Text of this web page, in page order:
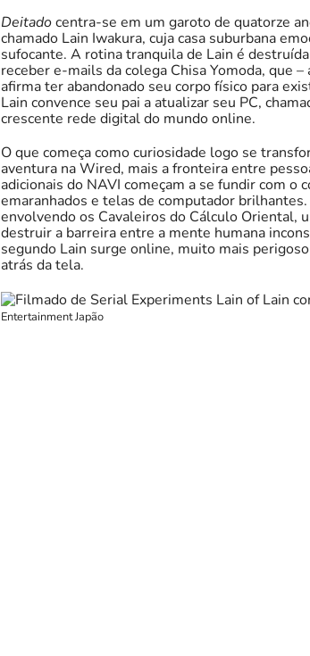
Deitadocentra-se em um garoto de quatorze
chamado Lain Iwakura, cuja casa suburbana
sufocante. A rotina tranquila de Lain é
receber e-mails da colega Chisa Yomoda, que
afirma ter abandonado seu corpo físico para
Lain convence seu pai a atualizar seu PC,
crescente rede digital do mundo online.
O que começa como curiosidade logo se
aventura na Wired, mais a fronteira entre
adicionais do NAVI começam a se fundir com o
emaranhados e telas de computador
envolvendo os Cavaleiros do Cálculo Oriental,
destruir a barreira entre a mente humana
segundo Lain surge online, muito mais
atrás da tela.
Entertainment Japão